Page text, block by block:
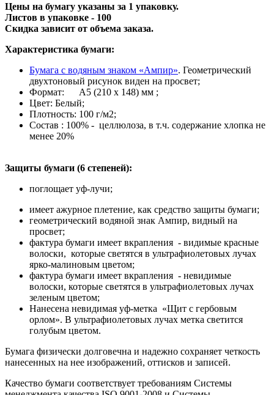
Цены на бумагу указаны за 1 упаковку.
Листов в упаковке - 100
Скидка зависит от объема заказа.
Характеристика бумаги:
Бумага с водяным знаком «Ампир». Геометрический
двухтоновый рисунок виден на просвет;
Формат: А5 (210 х 148) мм ;
Цвет: Белый;
Плотность: 100 г/м2;
Состав : 100% - целлюлоза, в т.ч. содержание хлопка не
менее 20%
Защиты бумаги (6 степеней):
поглощает уф-лучи;
имеет ажурное плетение, как средство защиты бумаги;
геометрический водяной знак Ампир, видный на
просвет;
фактура бумаги имеет вкрапления - видимые красные
волоски, которые светятся в ультрафиолетовых лучах
ярко-малиновым цветом;
фактура бумаги имеет вкрапления - невидимые
волоски, которые светятся в ультрафиолетовых лучах
зеленым цветом;
Нанесена невидимая уф-метка «Щит с гербовым
орлом». В ультрафиолетовых лучах метка светится
голубым цветом.
Бумага физически долговечна и надежно сохраняет четкость
нанесенных на нее изображений, оттисков и записей.
Качество бумаги соответствует требованиям Системы